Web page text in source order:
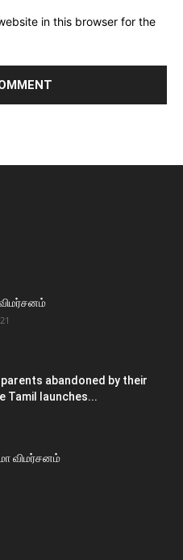
in this browser for the
விமர்சனம்
abandoned by their
Tamil launches...
விமர்சனம்